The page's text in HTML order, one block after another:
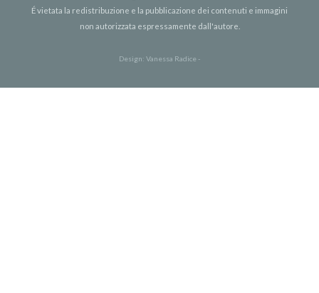
É vietata la redistribuzione e la pubblicazione dei contenuti e immagini
non autorizzata espressamente dall'autore.
Design: Vanessa Radice -